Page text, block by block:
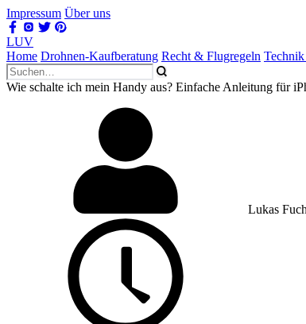
Impressum Über uns
LUV
Home Drohnen-Kaufberatung Recht & Flugregeln
Wie schalte ich mein Handy aus? Einfache Anleitung für
Lukas